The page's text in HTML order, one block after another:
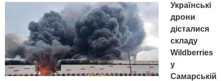
Українські
дрони
дісталися
складу
Wildberries
у
Самарській